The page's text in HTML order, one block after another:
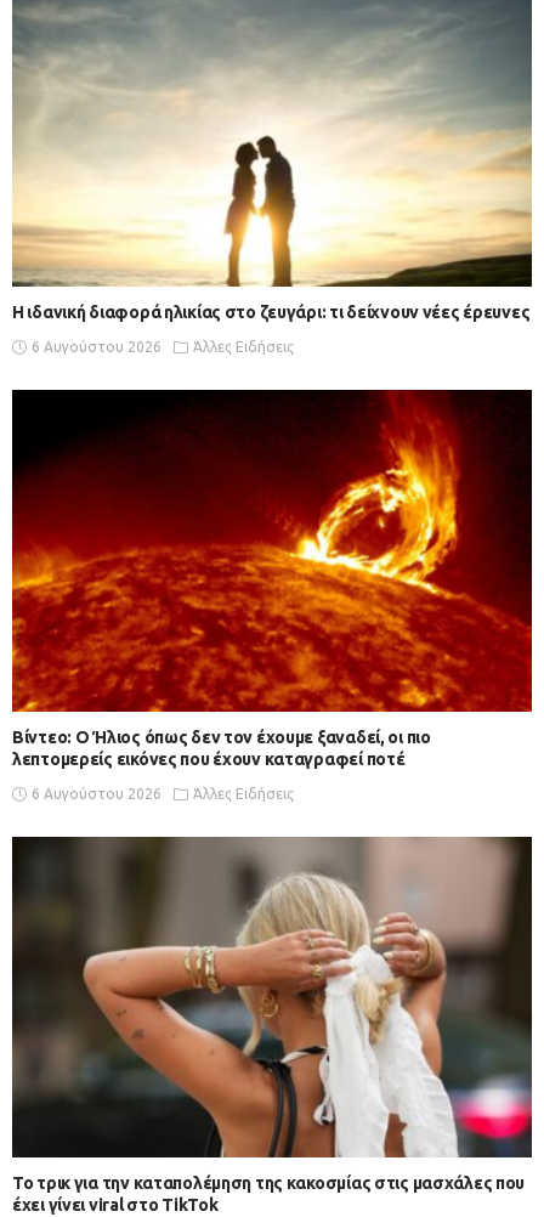
Η ιδανική διαφορά ηλικίας στο ζευγάρι: τι δείχνουν νέες έρευνες
6 Αυγούστου 2026 Άλλες Ειδήσεις
Βίντεο: Ο Ήλιος όπως δεν τον έχουμε ξαναδεί, οι πιο
λεπτομερείς εικόνες που έχουν καταγραφεί ποτέ
6 Αυγούστου 2026 Άλλες Ειδήσεις
Το τρικ για την καταπολέμηση της κακοσμίας στις μασχάλες που
έχει γίνει viral στο TikTok